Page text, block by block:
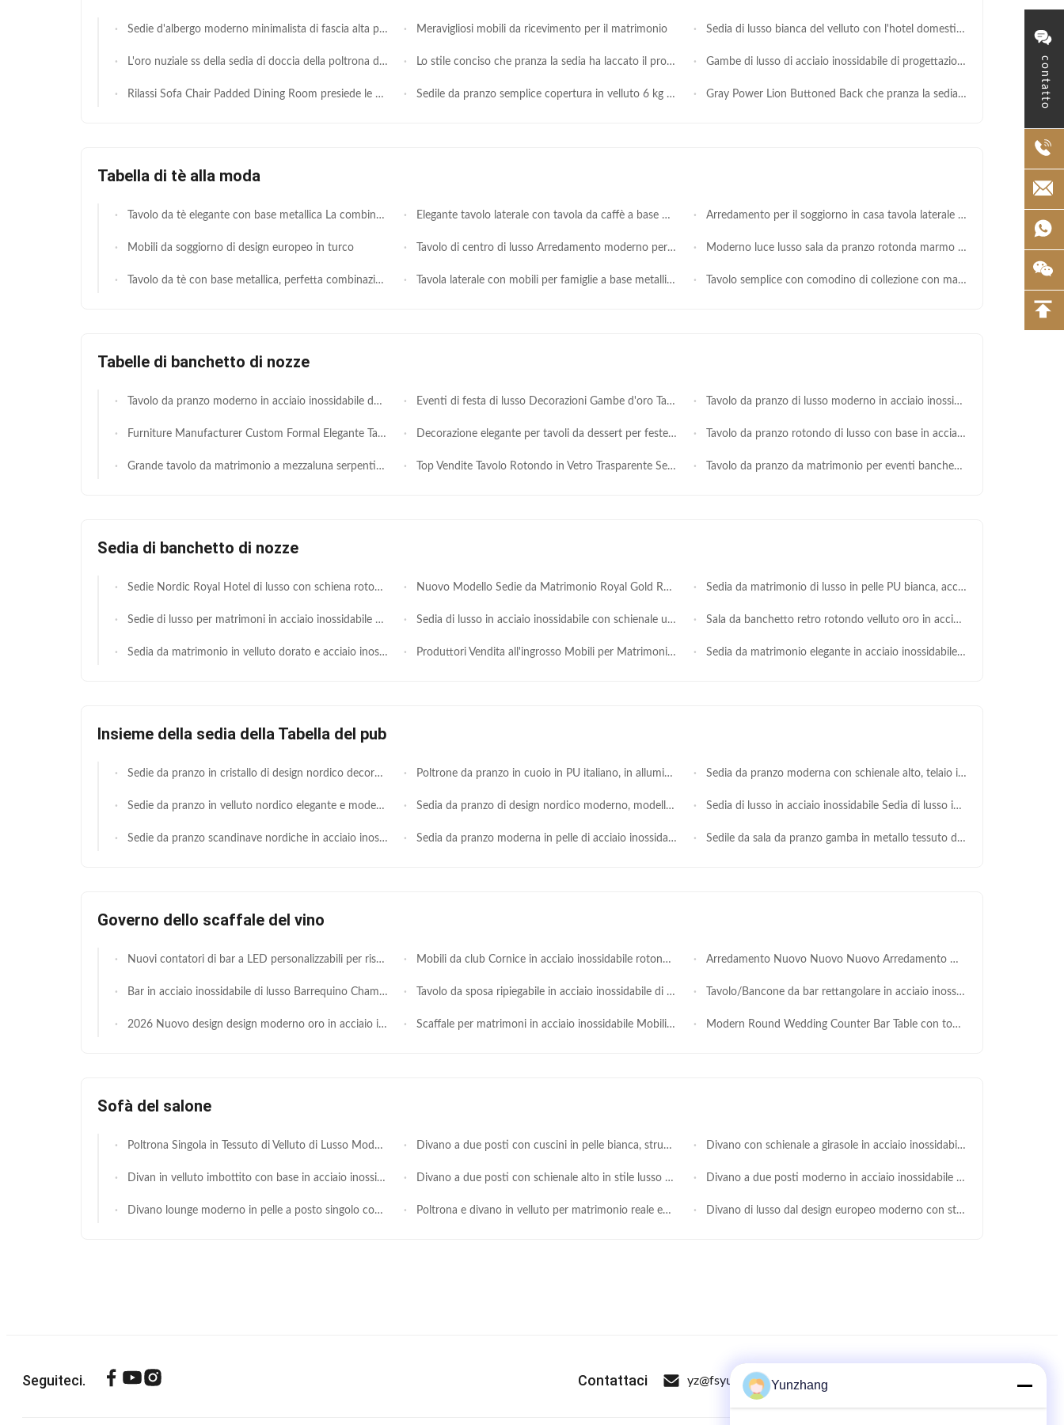
contatto
Sedie d'albergo moderno minimalista di fascia alta progettista casa schienale in acciaio inossidabile foglie sedia da pranzo Meravigliosi mobili da ricevimento per il matrimonio Sedia di lusso bianca del velluto con l'hotel domestico dello schienale della struttura di legno spessa dell'OEM
L'oro nuziale ss della sedia di doccia della poltrona di lusso incornicia per la ricezione di evento dell'hotel Lo stile conciso che pranza la sedia ha laccato il produttore della mobilia delle gambe Gambe di lusso di acciaio inossidabile di progettazione del tessuto di YUNZONN che pranzano sedia
Rilassi Sofa Chair Padded Dining Room presiede le gambe diritte dell'alta spugna elastica Sedile da pranzo semplice copertura in velluto 6 kg in acciaio inossidabile Gray Power Lion Buttoned Back che pranza la sedia ha riempito le gambe d'argento di acciaio inossidabile delle sedie della sala da pranzo
Tabella di tè alla moda
Tavolo da tè elegante con base metallica La combinazione perfetta di stile e funzione Elegante tavolo laterale con tavola da caffè a base metallica Arredamento per il soggiorno in casa tavola laterale in vetro per il caffè e il tè
Mobili da soggiorno di design europeo in turco Tavolo di centro di lusso Arredamento moderno per soggiorno Tavolo rotondo a punta piegata Tavolo nero oro metallo vetro Tavolo da caffè Moderno luce lusso sala da pranzo rotonda marmo nero look top vetro metallo base tavolini d'angolo tavolo laterale
Tavolo da tè con base metallica, perfetta combinazione di forma e funzione. Tavola laterale con mobili per famiglie a base metallica Tavolo semplice con comodino di collezione con marmo nero per il soggiorno
Tabelle di banchetto di nozze
Tavolo da pranzo moderno in acciaio inossidabile dorato per banchetti di nozze, tavolo rettangolare in vetro per hotel, mobili per matrimoni e noleggi Eventi di festa di lusso Decorazioni Gambe d'oro Tavolo vetro moderno Rectangular Acciaio inossidabile banchetti di nozze Tavolo da pranzo di lusso moderno in acciaio inossidabile con piano in vetro per matrimoni all'aperto, hotel, feste, banchetti, design rotondo
Furniture Manufacturer Custom Formal Elegante Tavolo da pranzo in marmo Moderno Tavolo da pranzo di lusso Set mobili da matrimonio Decorazione elegante per tavoli da dessert per feste di compleanno e torte nuziali negli hotel Tavolo da pranzo rotondo di lusso con base in acciaio inossidabile dorato e copertura in vetro per matrimoni e banchetti
Grande tavolo da matrimonio a mezzaluna serpentino in metallo nero per sala banchetti Top Vendite Tavolo Rotondo in Vetro Trasparente Serpentino con Cristallo e Acciaio Inox per Banchetti, Ristoranti, Reception, Tavolo Luna Centrale Tavolo da pranzo da matrimonio per eventi banchetti Arredamento alberghiero
Sedia di banchetto di nozze
Sedie Nordic Royal Hotel di lusso con schiena rotonda Sedie per matrimoni ed eventi con schiena alta per luoghi di lusso Nuovo Modello Sedie da Matrimonio Royal Gold Rotonde in Acciaio Inossidabile con Velluto Rosso Stile Moderno Eventi all'Aperto Hotel Bar Feste Sedia da matrimonio di lusso in pelle PU bianca, acciaio inossidabile, durevole, per hotel, sala da pranzo, villa, uso esterno, soggiorno, con design moderno
Sedie di lusso per matrimoni in acciaio inossidabile dorato e pelle PU per eventi e ricevimenti Sedia di lusso in acciaio inossidabile con schienale unico in velluto per matrimoni a tema Re Leone a Dubai Sala da banchetto retro rotondo velluto oro in acciaio inossidabile ristorante eventi di matrimonio sedia
Sedia da matrimonio in velluto dorato e acciaio inossidabile di buona qualità, stile Re Leone Reale, per eventi Produttori Vendita all'ingrosso Mobili per Matrimoni Oro Vendite Sedie di Lusso in Metallo Inox per Eventi Sedia da matrimonio elegante in acciaio inossidabile dorato per eventi alberghieri, moderna con cuscino bianco
Insieme della sedia della Tabella del pub
Sedie da pranzo in cristallo di design nordico decorate in metallo di lusso leggero per uso in hotel, sala da pranzo, soggiorno e corridoio Poltrone da pranzo in cuoio in PU italiano, in alluminio a cromo, fornitore di mobili per la casa di lusso, alberghiere, poltrone da pranzo Sedia da pranzo moderna con schienale alto, telaio in acciaio inossidabile dorato, sedie da banchetto imbottite in velluto per hotel, soggiorno all'aperto, villa
Sedie da pranzo in velluto nordico elegante e moderno Piedi in tubo di metallo resistenti Tessuti tuffati Cuscino imbottito Salotto commerciale Sedia da pranzo di design nordico moderno, modello per sala, sedia da svago in metallo, sedia da pranzo semplice e lussuosa per hotel e ristorante Sedia di lusso in acciaio inossidabile Sedia di lusso in acciaio inossidabile
Sedie da pranzo scandinave nordiche in acciaio inossidabile con gambe dorate, mobili per sala da pranzo cinese per la casa, sedia con schienale alto in SS Sedia da pranzo moderna in pelle di acciaio inossidabile dorato di lusso per matrimoni, hotel, ristoranti e caffè Sedile da sala da pranzo gamba in metallo tessuto di velluto anello posteriore lusso mobili moderni cena ristorante sedile da matrimonio in acciaio inossidabile
Governo dello scaffale del vino
Nuovi contatori di bar a LED personalizzabili per ristoranti e bar commerciali Mobili da club Cornice in acciaio inossidabile rotondo Oro rosa Modello Bar portatile Tavolo Bar di matrimonio Contaglio Arredamento Nuovo Nuovo Nuovo Arredamento Nuovo Arredamento Nuovo Arredamento Nuovo Arredamento Nuovo Arredamento Nuovo Arredamento Nuovo Arredamento Nuovo Arredamento Nuovo Arredamento Nuovo Arredamento Nuovo Arredamento Nuovo Arredamento Nuovo Arredamento Nuovo Arredamento Nuovo Arredamento Nuovo Arredamento Nuovo Arredamento Nuovo Arredamento Nuovo Arredamento Nuovo Arredamento Nuovo Arredamento Nuovo Arredamento Nuovo Arredamento Nuovo Arredamento Nuovo Arredamento Nuovo Arredamento Nuovo Ar
Bar in acciaio inossidabile di lusso Barrequino Champagne Dessert Display Rack Arco metallico Stand per banchetto di nozze Tavolo da sposa ripiegabile in acciaio inossidabile di lusso per alberghi Tavolo/Bancone da bar rettangolare in acciaio inossidabile con specchio in vetro per uso alberghiero moderno, commerciale, per matrimoni ed eventi
2026 Nuovo design design moderno oro in acciaio inossidabile bar alla moda bancone e reception Scaffale per matrimoni in acciaio inossidabile Mobili per la casa Rastrelliera per esposizione di vini per design d'interni a noleggio Modern Round Wedding Counter Bar Table con top di vetro specchio e base in acciaio inossidabile dorato per uso di festa o hotel
Sofà del salone
Poltrona Singola in Tessuto di Velluto di Lusso Moderno per Hotel e Soggiorno con Consegna in 15-30 Giorni Divano a due posti con cuscini in pelle bianca, struttura in acciaio inossidabile e design a cerchio lunare per hotel e matrimoni Divano con schienale a girasole in acciaio inossidabile dorato con dimensioni personalizzabili per soggiorno e hotel
Divan in velluto imbottito con base in acciaio inossidabile dorato per matrimoni e feste Divano a due posti con schienale alto in stile lusso reale con borchie dorate - Divano Chesterfield moderno per matrimoni Divano a due posti moderno in acciaio inossidabile con tessuto di velluto per hotel ed eventi nuziali
Divano lounge moderno in pelle a posto singolo con dimensioni compatte (820*750*760mm) in resistente pelle PU per la reception dell'hotel Poltrona e divano in velluto per matrimonio reale europeo per eventi alberghieri Divano di lusso dal design europeo moderno con struttura dorata in acciaio inossidabile e 3 anni di garanzia per hotel e soggiorni
Seguiteci. Contattaci yz@fsyunzhang.com 8615779216269
Yunzhang